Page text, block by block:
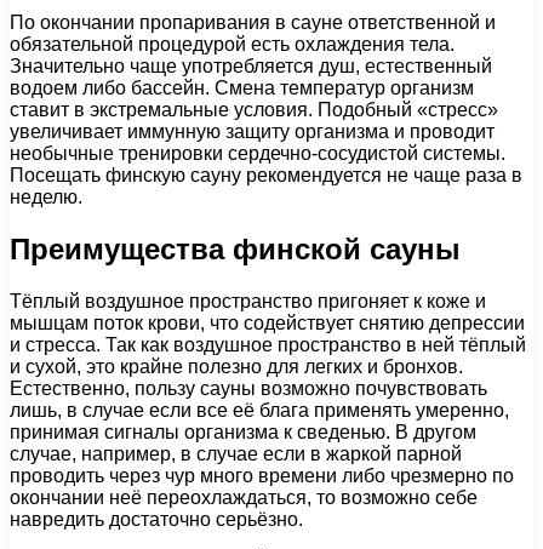
По окончании пропаривания в сауне ответственной и
обязательной процедурой есть охлаждения тела.
Значительно чаще употребляется душ, естественный
водоем либо бассейн. Смена температур организм
ставит в экстремальные условия. Подобный «стресс»
увеличивает иммунную защиту организма и проводит
необычные тренировки сердечно-сосудистой системы.
Посещать финскую сауну рекомендуется не чаще раза в
неделю.
Преимущества финской сауны
Тёплый воздушное пространство пригоняет к коже и
мышцам поток крови, что содействует снятию депрессии
и стресса. Так как воздушное пространство в ней тёплый
и сухой, это крайне полезно для легких и бронхов.
Естественно, пользу сауны возможно почувствовать
лишь, в случае если все её блага применять умеренно,
принимая сигналы организма к сведенью. В другом
случае, например, в случае если в жаркой парной
проводить через чур много времени либо чрезмерно по
окончании неё переохлаждаться, то возможно себе
навредить достаточно серьёзно.